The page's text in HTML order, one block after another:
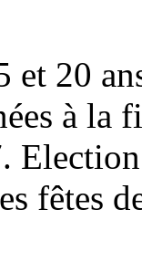
et 20
à la
fêtes